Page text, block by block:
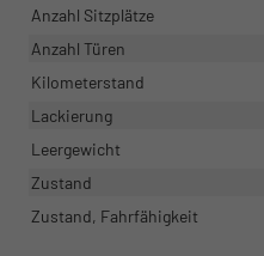
Anzahl Sitzplätze
Anzahl Türen
Kilometerstand
Lackierung
Leergewicht
Zustand
Zustand, Fahrfähigkeit